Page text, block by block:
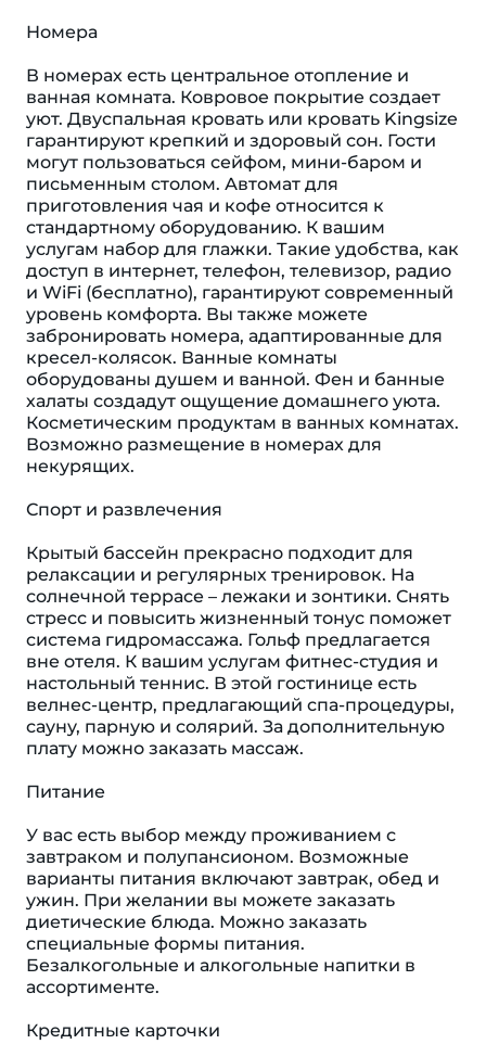
Номера
В номерах есть центральное отопление и
ванная комната. Ковровое покрытие создает
уют. Двуспальная кровать или кровать Kingsize
гарантируют крепкий и здоровый сон. Гости
могут пользоваться сейфом, мини-баром и
письменным столом. Автомат для
приготовления чая и кофе относится к
стандартному оборудованию. К вашим
услугам набор для глажки. Такие удобства, как
доступ в интернет, телефон, телевизор, радио
и WiFi (бесплатно), гарантируют современный
уровень комфорта. Вы также можете
забронировать номера, адаптированные для
кресел-колясок. Ванные комнаты
оборудованы душем и ванной. Фен и банные
халаты создадут ощущение домашнего уюта.
Косметическим продуктам в ванных комнатах.
Возможно размещение в номерах для
некурящих.
Спорт и развлечения
Крытый бассейн прекрасно подходит для
релаксации и регулярных тренировок. На
солнечной террасе – лежаки и зонтики. Снять
стресс и повысить жизненный тонус поможет
система гидромассажа. Гольф предлагается
вне отеля. К вашим услугам фитнес-студия и
настольный теннис. В этой гостинице есть
велнес-центр, предлагающий спа-процедуры,
сауну, парную и солярий. За дополнительную
плату можно заказать массаж.
Питание
У вас есть выбор между проживанием с
завтраком и полупансионом. Возможные
варианты питания включают завтрак, обед и
ужин. При желании вы можете заказать
диетические блюда. Можно заказать
специальные формы питания.
Безалкогольные и алкогольные напитки в
ассортименте.
Кредитные карточки